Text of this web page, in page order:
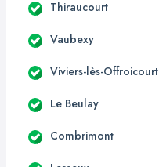
Thiraucourt
Vaubexy
Viviers-lès-Offroicourt
Le Beulay
Combrimont